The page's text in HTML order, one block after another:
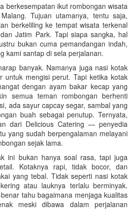
berkesempatan ikut rombongan wisata
Tujuan utamanya, tentu saja,
berkeliling ke tempat wisata terkenal
Jatim Park. Tapi siapa sangka, hal
bukan cuma pemandangan indah,
kami santap di sela perjalanan.
banyak. Namanya juga nasi kotak
untuk mengisi perut. Tapi ketika kotak
dengan ayam bakar kecap yang
semua teman rombongan berhenti
ada sayur capcay segar, sambal yang
buah sebagai penutup. Ternyata,
dari Delicious Catering — penyedia
yang sudah berpengalaman melayani
sejak lama.
ini bukan hanya soal rasa, tapi juga
Kotaknya rapi, tidak bocor, dan
yang tebal. Tidak seperti nasi kotak
atau lauknya terlalu berminyak.
tahu bagaimana menjaga kualitas
meski dibawa dalam perjalanan